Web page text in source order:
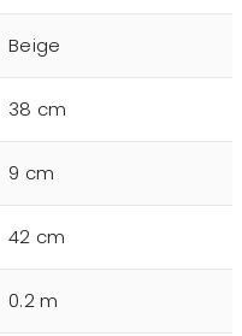
Beige
38 cm
9 cm
42 cm
0.2 m